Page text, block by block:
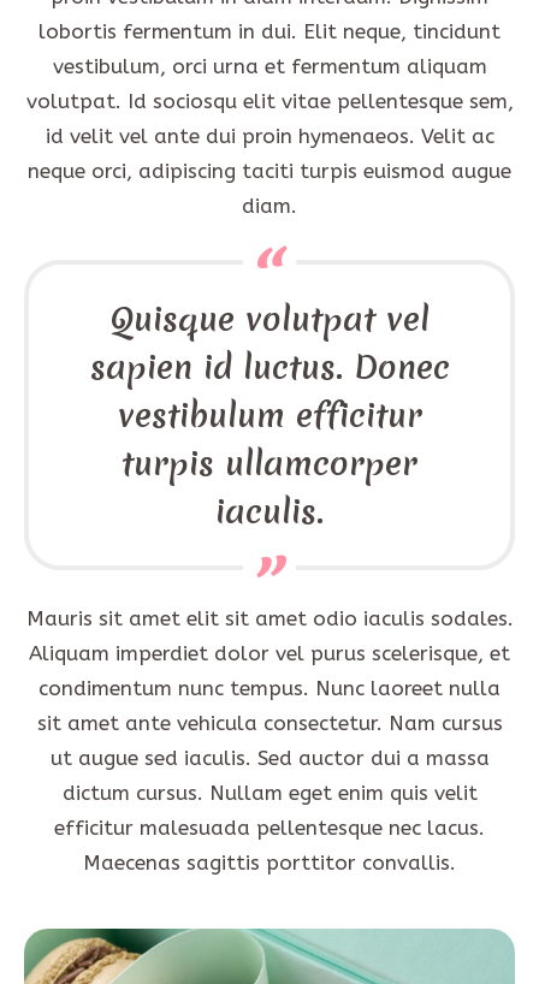
lobortis fermentum in dui. Elit neque, tincidunt
vestibulum, orci urna et fermentum aliquam
volutpat. Id sociosqu elit vitae pellentesque sem,
id velit vel ante dui proin hymenaeos. Velit ac
neque orci, adipiscing taciti turpis euismod augue
diam.
Quisque volutpat vel
sapien id luctus. Donec
vestibulum efficitur
turpis ullamcorper
iaculis.
Mauris sit amet elit sit amet odio iaculis sodales.
Aliquam imperdiet dolor vel purus scelerisque, et
condimentum nunc tempus. Nunc laoreet nulla
sit amet ante vehicula consectetur. Nam cursus
ut augue sed iaculis. Sed auctor dui a massa
dictum cursus. Nullam eget enim quis velit
efficitur malesuada pellentesque nec lacus.
Maecenas sagittis porttitor convallis.